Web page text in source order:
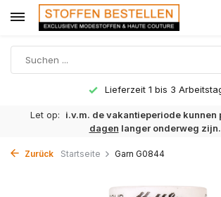
Lieferzeit 1 bis 3
Let op: i.v.m. de vakantieperiode kunnen
dagen langer onderweg
Zurück Startseite Garn G0844